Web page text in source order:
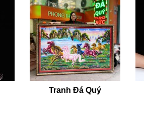
Tranh Đá Quý